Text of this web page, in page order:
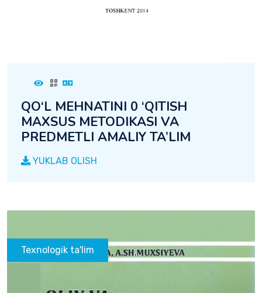
QO‘L MEHNATINI 0 ‘QITISH
MAXSUS METODIKASI VA
PREDMETLI AMALIY TA’LIM
YUKLAB OLISH
Texnologik ta'lim